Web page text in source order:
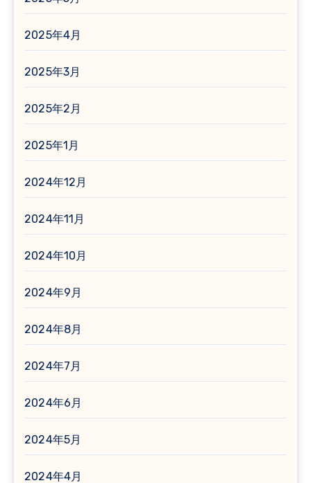
2025年4月
2025年3月
2025年2月
2025年1月
2024年12月
2024年11月
2024年10月
2024年9月
2024年8月
2024年7月
2024年6月
2024年5月
2024年4月